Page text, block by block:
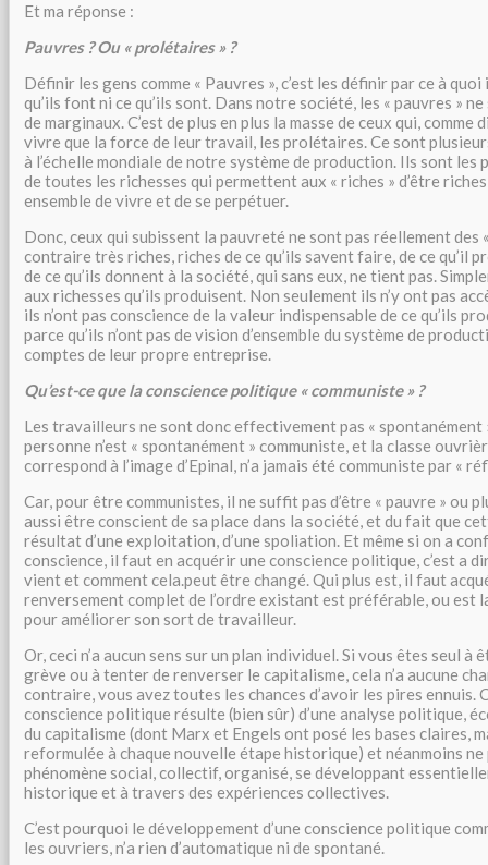
Et ma réponse :
Pauvres ? Ou « prolétaires » ?
Définir les gens comme « Pauvres », c’est les définir par ce à
qu’ils font ni ce qu’ils sont. Dans notre société, les « pauvres »
de marginaux. C’est de plus en plus la masse de ceux qui, comme
vivre que la force de leur travail, les prolétaires. Ce sont
à l’échelle mondiale de notre système de production. Ils sont les
de toutes les richesses qui permettent aux « riches » d’être
ensemble de vivre et de se perpétuer.
Donc, ceux qui subissent la pauvreté ne sont pas réellement des
contraire très riches, riches de ce qu’ils savent faire, de ce qu’il
de ce qu’ils donnent à la société, qui sans eux, ne tient pas.
aux richesses qu’ils produisent. Non seulement ils n’y ont pas
ils n’ont pas conscience de la valeur indispensable de ce qu’ils
parce qu’ils n’ont pas de vision d’ensemble du système de
comptes de leur propre entreprise.
Qu’est-ce que la conscience politique « communiste » ?
Les travailleurs ne sont donc effectivement pas « spontanément
personne n’est « spontanément » communiste, et la classe
correspond à l’image d’Epinal, n’a jamais été communiste par «
Car, pour être communistes, il ne suffit pas d’être « pauvre » ou
aussi être conscient de sa place dans la société, et du fait que
résultat d’une exploitation, d’une spoliation. Et même si on a
conscience, il faut en acquérir une conscience politique, c’est a
vient et comment cela.peut être changé. Qui plus est, il faut
renversement complet de l’ordre existant est préférable, ou est
pour améliorer son sort de travailleur.
Or, ceci n’a aucun sens sur un plan individuel. Si vous êtes seul à
grève ou à tenter de renverser le capitalisme, cela n’a aucune
contraire, vous avez toutes les chances d’avoir les pires ennuis.
conscience politique résulte (bien sûr) d’une analyse politique,
du capitalisme (dont Marx et Engels ont posé les bases claires,
reformulée à chaque nouvelle étape historique) et néanmoins ne
phénomène social, collectif, organisé, se développant
historique et à travers des expériences collectives.
C’est pourquoi le développement d’une conscience politique
les ouvriers, n’a rien d’automatique ni de spontané.